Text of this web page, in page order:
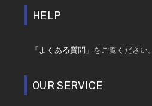
HELP
「よくある質問」 をご覧ください。
OUR SERVICE